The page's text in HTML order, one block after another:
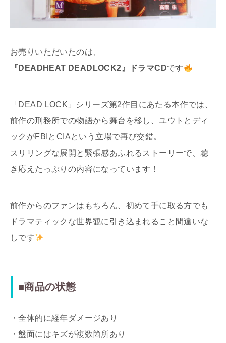
お売りいただいたのは、
『DEADHEAT DEADLOCK2』ドラマCDです
「DEAD LOCK」シリーズ第2作目にあたる本作では、
前作の刑務所での物語から舞台を移し、ユウトとディ
ックがFBIとCIAという立場で再び交錯。
スリリングな展開と緊張感あふれるストーリーで、聴
き応えたっぷりの内容になっています！
前作からのファンはもちろん、初めて手に取る方でも
ドラマティックな世界観に引き込まれること間違いな
しです
■商品の状態
・全体的に経年ダメージあり
・盤面にはキズが複数箇所あり